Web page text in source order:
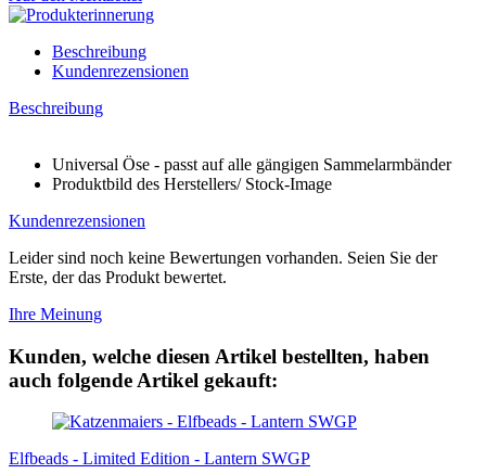
Beschreibung
Kundenrezensionen
Beschreibung
Universal Öse - passt auf alle gängigen Sammelarmbänder
Produktbild des Herstellers/ Stock-Image
Kundenrezensionen
Leider sind noch keine Bewertungen vorhanden. Seien Sie der
Erste, der das Produkt bewertet.
Ihre Meinung
Kunden, welche diesen Artikel bestellten, haben
auch folgende Artikel gekauft:
Elfbeads - Limited Edition - Lantern SWGP